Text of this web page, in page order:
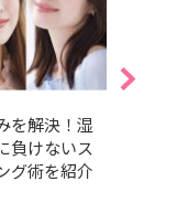
を解決！湿
負けないス
グ術を紹介